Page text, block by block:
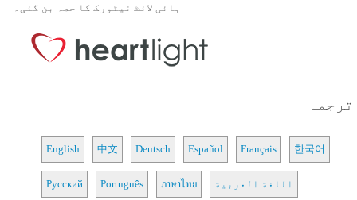
ہائی لائٹ نیٹورک کا حصہ بن گئی۔
ترجمہ
English 中文 Deutsch Español Français 한국어
Русский Português ภาษาไทย اللغة العربية